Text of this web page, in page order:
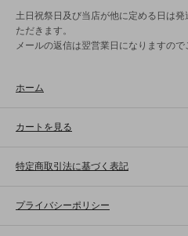
土日祝祭日及び当店が他に定める日は
ただきます。
メールの返信は翌営業日になりますので
ホーム
カートを見る
特定商取引法に基づく表記
プライバシーポリシー